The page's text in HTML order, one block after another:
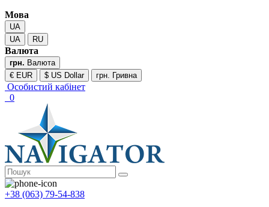
Мова
UA
UA
RU
Валюта
грн. Валюта
€ EUR
$ US Dollar грн. Гривна
Особистий кабінет
0
+38 (063) 79-54-838